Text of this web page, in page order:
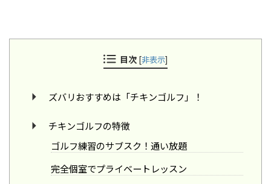
目次 [非表示]
ズバリおすすめは「チキンゴルフ」！
チキンゴルフの特徴
ゴルフ練習のサブスク！通い放題
完全個室でプライベートレッスン